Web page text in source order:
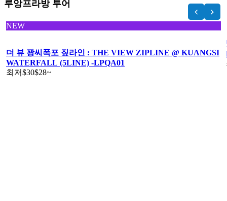
루앙프라방 투어
NEW
더 뷰 꽝씨폭포 짚라인 : THE VIEW ZIPLINE @ KUANGSI
WATERFALL (5LINE) -LPQA01
최저$30$28~